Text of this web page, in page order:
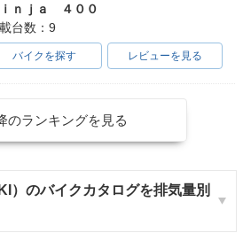
ｉｎｊａ ４００
台数：9
バイクを探す レビューを見る
のランキングを見る
）のバイクカタログを排気量別